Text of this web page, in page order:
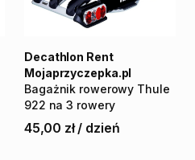
Bagażnik rowerowy Thule
922 na 3 rowery
Decathlon Rent
Mojaprzyczepka.pl
45,00 zł / dzień